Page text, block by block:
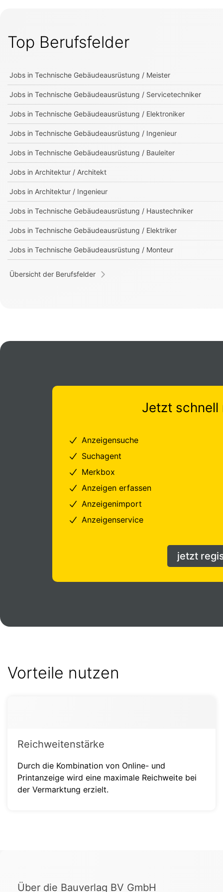
Top Berufsfelder
Jobs in Technische Gebäudeausrüstung / Meister
Jobs in Technische Gebäudeausrüstung / Servicetechniker
Jobs in Technische Gebäudeausrüstung / Elektroniker
Jobs in Technische Gebäudeausrüstung / Ingenieur
Jobs in Technische Gebäudeausrüstung / Bauleiter
Jobs in Architektur / Architekt
Jobs in Architektur / Ingenieur
Jobs in Technische Gebäudeausrüstung / Haustechniker
Jobs in Technische Gebäudeausrüstung / Elektriker
Jobs in Technische Gebäudeausrüstung / Monteur
Übersicht der Berufsfelder
Jetzt schnell
Anzeigensuche
Suchagent
Merkbox
Anzeigen erfassen
Anzeigenimport
Anzeigenservice
jetzt
Vorteile nutzen
Reichweitenstärke
Durch die Kombination von Online- und
Printanzeige wird eine maximale Reichweite bei
der Vermarktung erzielt.
Über die Bauverlag BV GmbH